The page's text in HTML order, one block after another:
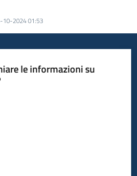
10-2024 01:53
le informazioni su